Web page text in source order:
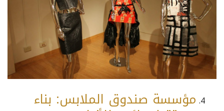
مؤسسة صندوق الملابس: بناء